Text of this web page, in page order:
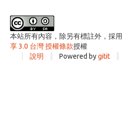
本站所有內容，除另有標註外，採用
享 3.0 台灣 授權條款授權
說明
Powered bygitit